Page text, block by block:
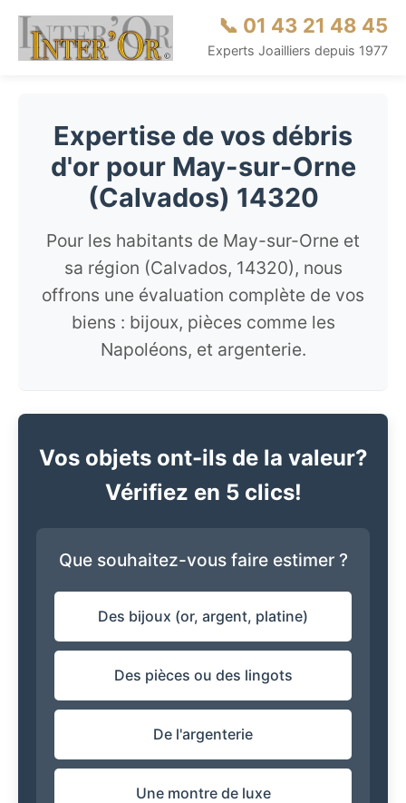
📞 01 43 21 48 45
Experts Joailliers depuis 1977
Expertise de vos débris
d'or pour May-sur-Orne
(Calvados) 14320
Pour les habitants de May-sur-Orne et
sa région (Calvados, 14320), nous
offrons une évaluation complète de vos
biens : bijoux, pièces comme les
Napoléons, et argenterie.
Vos objets ont-ils de la valeur?
Vérifiez en 5 clics!
Que souhaitez-vous faire estimer ?
Des bijoux (or, argent, platine)
Des pièces ou des lingots
De l'argenterie
Une montre de luxe